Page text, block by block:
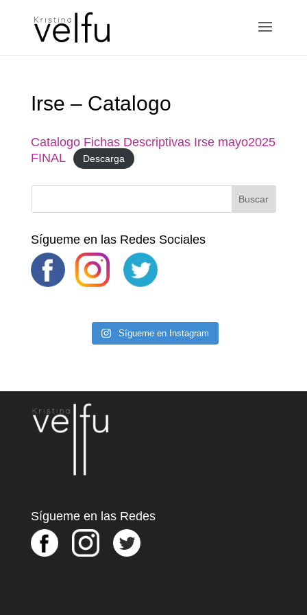
Irse – Catalogo
Catalogo Fichas Descriptivas Irse mayo2025
FINAL
Descarga
Sígueme en las Redes Sociales
Sígueme en Instagram
Sígueme en las Redes